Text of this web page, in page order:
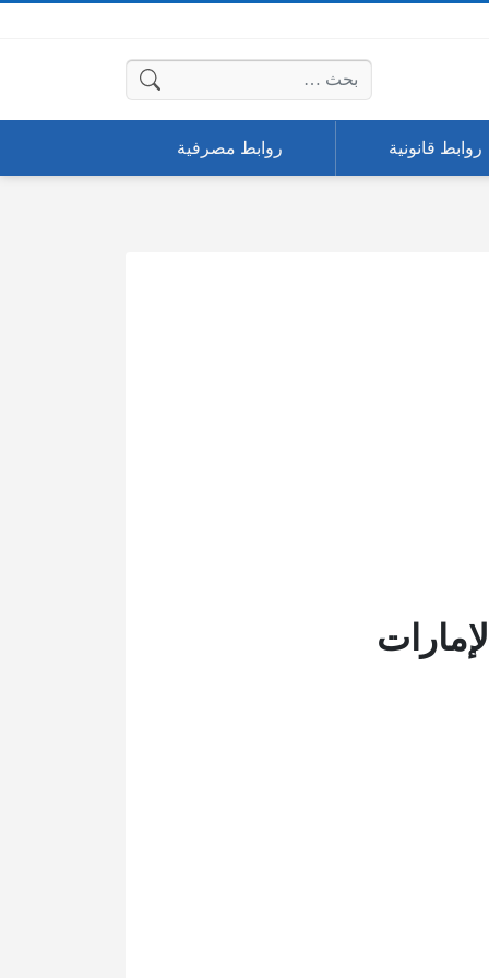
البحث عن:
روابط قانونية روابط مصرفية